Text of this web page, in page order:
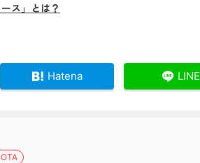
ース」とは？
Hatena LINE